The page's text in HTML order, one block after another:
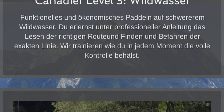
Canadier Level 3: Wildwasser
Funktionelles und ökonomisches Paddeln auf schwererem
Wildwasser. Du erlernst unter professioneller Anleitung das
Lesen der richtigen Routeund Finden und Befahren der
exakten Linie. Wir trainieren wie du in jedem Moment die volle
Kontrolle behälst.